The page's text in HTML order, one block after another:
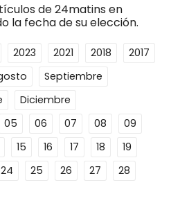
de 24matins en
la fecha de su elección.
2023 2021 2018
2017
Septiembre
Diciembre
05 06 07 08
09
15 16 17 18
19
24 25 26 27
28